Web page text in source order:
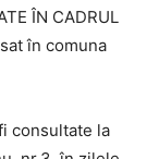
ÎN CADRUL
în comuna
consultate la